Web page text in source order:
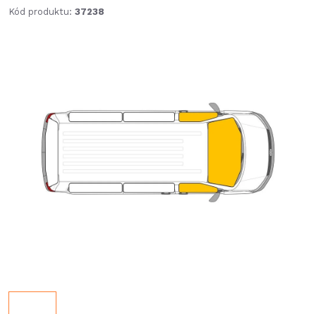
Kód produktu: 37238